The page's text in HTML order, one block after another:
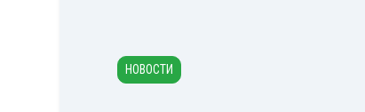
НОВОСТИ